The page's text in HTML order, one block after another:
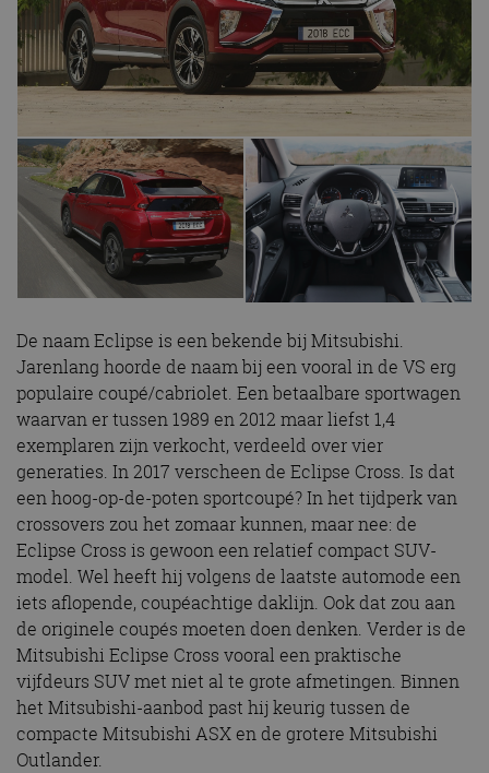
De naam Eclipse is een bekende bij Mitsubishi.
Jarenlang hoorde de naam bij een vooral in de VS erg
populaire coupé/cabriolet. Een betaalbare sportwagen
waarvan er tussen 1989 en 2012 maar liefst 1,4
exemplaren zijn verkocht, verdeeld over vier
generaties. In 2017 verscheen de Eclipse Cross. Is dat
een hoog-op-de-poten sportcoupé? In het tijdperk van
crossovers zou het zomaar kunnen, maar nee: de
Eclipse Cross is gewoon een relatief compact SUV-
model. Wel heeft hij volgens de laatste automode een
iets aflopende, coupéachtige daklijn. Ook dat zou aan
de originele coupés moeten doen denken. Verder is de
Mitsubishi Eclipse Cross vooral een praktische
vijfdeurs SUV met niet al te grote afmetingen. Binnen
het Mitsubishi-aanbod past hij keurig tussen de
compacte Mitsubishi ASX en de grotere Mitsubishi
Outlander.